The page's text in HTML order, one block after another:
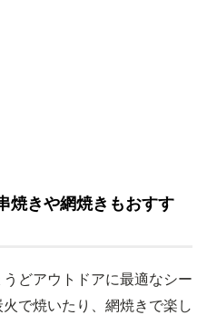
焼きや網焼きもおすす
どアウトドアに最適なシー
で焼いたり、網焼きで楽し